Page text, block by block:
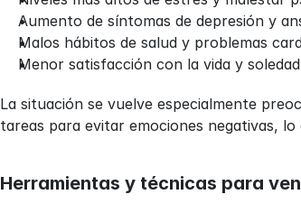
Aumento de síntomas de depresión y
Malos hábitos de salud y problemas
Menor satisfacción con la vida y soledad
La situación se vuelve especialmente
tareas para evitar emociones negativas,
Herramientas y técnicas para